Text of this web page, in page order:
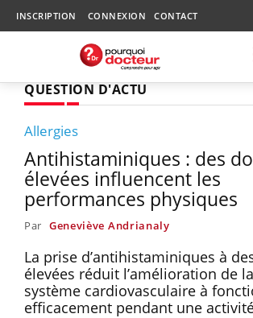
INSCRIPTION CONNEXION CONTACT
QUESTION D'ACTU
Allergies
Antihistaminiques : des
élevées influencent les
performances physiques
Par Geneviève Andrianaly
La prise d’antihistaminiques à
élevées réduit l’amélioration de
système cardiovasculaire à
efficacement pendant une